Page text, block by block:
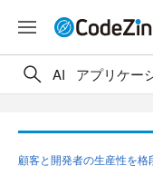
AI アプリケー
顧客と開発者の生産性を